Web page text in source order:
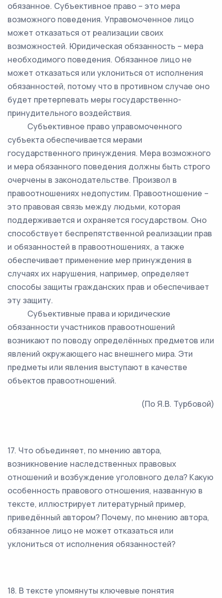
обязанное. Субъективное право – это мера
возможного поведения. Управомоченное лицо
может отказаться от реализации своих
возможностей. Юридическая обязанность – мера
необходимого поведения. Обязанное лицо не
может отказаться или уклониться от исполнения
обязанностей, потому что в противном случае оно
будет претерпевать меры государственно-
принудительного воздействия.
Субъективное право управомоченного
субъекта обеспечивается мерами
государственного принуждения. Мера возможного
и мера обязанного поведения должны быть строго
очерчены в законодательстве. Произвол в
правоотношениях недопустим. Правоотношение –
это правовая связь между людьми, которая
поддерживается и охраняется государством. Оно
способствует беспрепятственной реализации прав
и обязанностей в правоотношениях, а также
обеспечивает применение мер принуждения в
случаях их нарушения, например, определяет
способы защиты гражданских прав и обеспечивает
эту защиту.
Субъективные права и юридические
обязанности участников правоотношений
возникают по поводу определённых предметов или
явлений окружающего нас внешнего мира. Эти
предметы или явления выступают в качестве
объектов правоотношений.
(По Я.В. Турбовой)
17. Что объединяет, по мнению автора,
возникновение наследственных правовых
отношений и возбуждение уголовного дела? Какую
особенность правового отношения, названную в
тексте, иллюстрирует литературный пример,
приведённый автором? Почему, по мнению автора,
обязанное лицо не может отказаться или
уклониться от исполнения обязанностей?
18. В тексте упомянуты ключевые понятия